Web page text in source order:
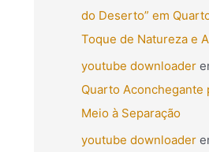
do Deserto” em
Toque de Natureza e
youtube downloader
Quarto Aconchegante
Meio à Separação
youtube downloader